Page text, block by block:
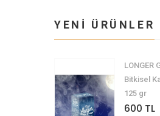
YENİ ÜRÜNLER
LONGER
Bitkisel
125 gr
600 TL